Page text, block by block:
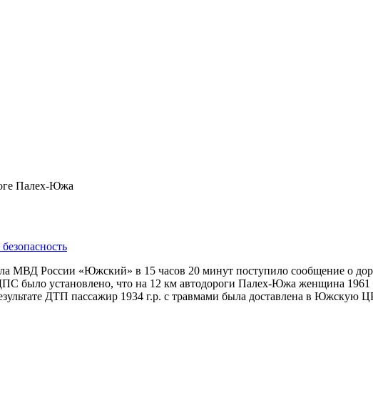
Палех-Южа
МВД России «Южский» в 15 часов 20 минут поступило сообщение о
было установлено, что на 12 км автодороги Палех-Южа женщина
ДТП пассажир 1934 г.р. с травмами была доставлена в Южскую